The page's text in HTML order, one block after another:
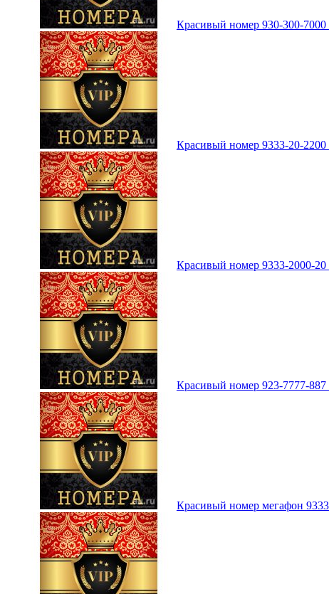
Красивый номер 930-300-7000
Красивый номер 9333-20-2200
Красивый номер 9333-2000-20
Красивый номер 923-7777-887
Красивый номер мегафон